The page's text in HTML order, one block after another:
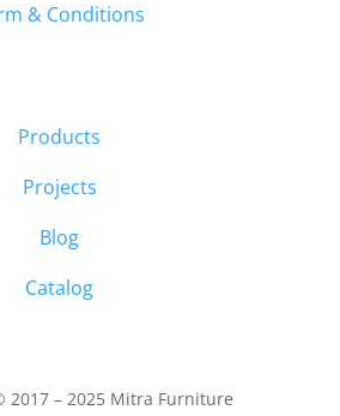
& Conditions
Products
Projects
Blog
Catalog
2017 – 2025 Mitra Furniture